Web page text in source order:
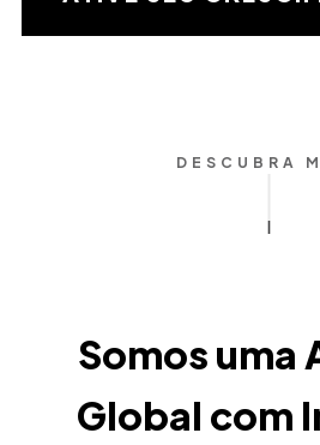
DESCUBRA
Somos uma
Global com